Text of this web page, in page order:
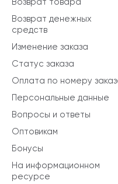
Возврат денежных
средств
Изменение заказа
Статус заказа
Оплата по номеру
Персональные данные
Вопросы и ответы
Оптовикам
Бонусы
На информационном
ресурсе